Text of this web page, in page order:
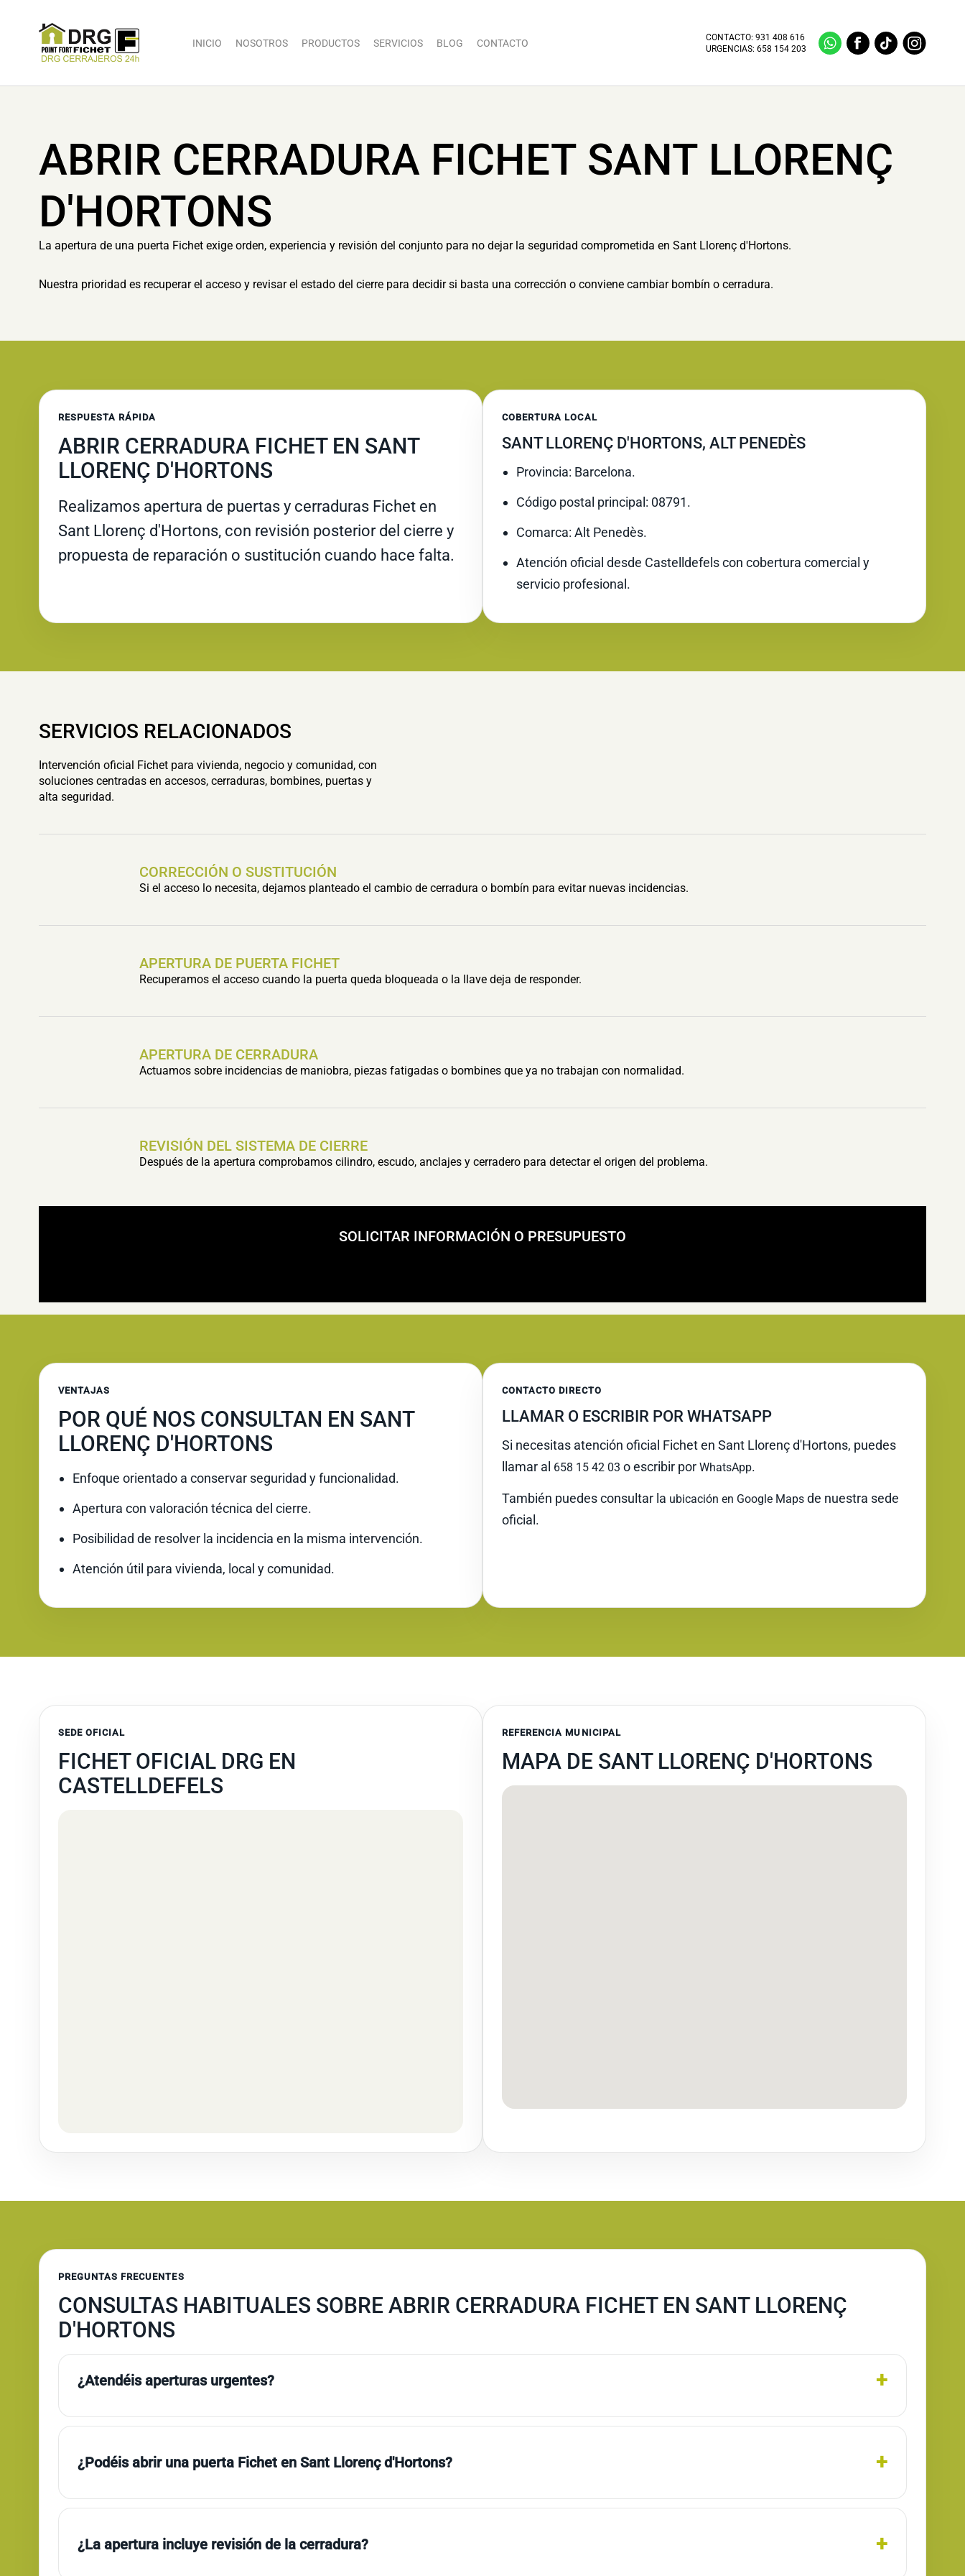
INICIO NOSOTROS PRODUCTOS SERVICIOS BLOG CONTACTO
CONTACTO:931 408 616
URGENCIAS:658 154 203
ABRIR CERRADURA FICHET SANT LLORENÇ
D'HORTONS
La apertura de una puerta Fichet exige orden, experiencia y revisión del conjunto para no dejar la seguridad comprometida en Sant Llorenç d'Hortons.
Nuestra prioridad es recuperar el acceso y revisar el estado del cierre para decidir si basta una corrección o conviene cambiar bombín o cerradura.
RESPUESTA RÁPIDA
ABRIR CERRADURA FICHET EN SANT
LLORENÇ D'HORTONS
Realizamos apertura de puertas y cerraduras Fichet en
Sant Llorenç d'Hortons, con revisión posterior del cierre y
propuesta de reparación o sustitución cuando hace falta.
COBERTURA LOCAL
SANT LLORENÇ D'HORTONS, ALT PENEDÈS
Provincia: Barcelona.
Código postal principal: 08791.
Comarca: Alt Penedès.
Atención oficial desde Castelldefels con cobertura comercial y
servicio profesional.
SERVICIOS RELACIONADOS
Intervención oficial Fichet para vivienda, negocio y comunidad, con
soluciones centradas en accesos, cerraduras, bombines, puertas y
alta seguridad.
CORRECCIÓN O SUSTITUCIÓN
Si el acceso lo necesita, dejamos planteado el cambio de cerradura o bombín para evitar nuevas incidencias.
APERTURA DE PUERTA FICHET
Recuperamos el acceso cuando la puerta queda bloqueada o la llave deja de responder.
APERTURA DE CERRADURA
Actuamos sobre incidencias de maniobra, piezas fatigadas o bombines que ya no trabajan con normalidad.
REVISIÓN DEL SISTEMA DE CIERRE
Después de la apertura comprobamos cilindro, escudo, anclajes y cerradero para detectar el origen del problema.
SOLICITAR INFORMACIÓN O PRESUPUESTO
VENTAJAS
POR QUÉ NOS CONSULTAN EN SANT
LLORENÇ D'HORTONS
Enfoque orientado a conservar seguridad y funcionalidad.
Apertura con valoración técnica del cierre.
Posibilidad de resolver la incidencia en la misma intervención.
Atención útil para vivienda, local y comunidad.
CONTACTO DIRECTO
LLAMAR O ESCRIBIR POR WHATSAPP
Si necesitas atención oficial Fichet en Sant Llorenç d'Hortons, puedes
llamar al 658 15 42 03 o escribir por WhatsApp.
También puedes consultar la ubicación en Google Maps de nuestra sede
oficial.
SEDE OFICIAL
FICHET OFICIAL DRG EN
CASTELLDEFELS
REFERENCIA MUNICIPAL
MAPA DE SANT LLORENÇ D'HORTONS
PREGUNTAS FRECUENTES
CONSULTAS HABITUALES SOBRE ABRIR CERRADURA FICHET EN SANT LLORENÇ
D'HORTONS
¿Atendéis aperturas urgentes?
¿Podéis abrir una puerta Fichet en Sant Llorenç d'Hortons?
¿La apertura incluye revisión de la cerradura?